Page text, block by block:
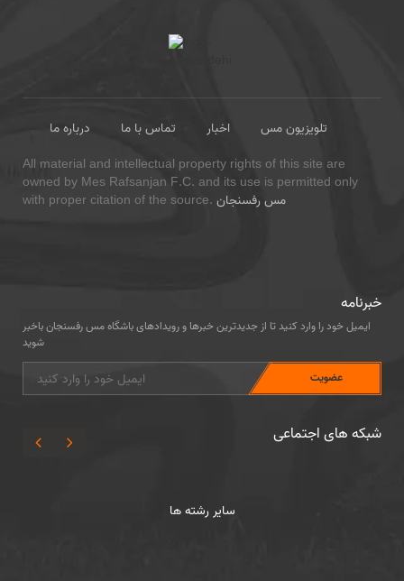
درباره ما تماس با ما اخبار
تلویزیون مس
All material and intellectual property rights of this site are
owned by Mes Rafsanjan F.C. and its use is permitted only
with proper citation of the source. مس رفسنجان
خبرنامه
ایمیل خود را وارد کنید تا از جدیدترین خبرها و رویدادهای باشگاه مس رفسنجان باخبر
شوید
شبکه های اجتماعی
سایر رشته ها